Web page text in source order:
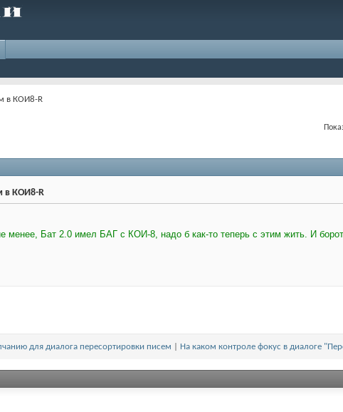
в КОИ8-R
в КОИ8-R
Бат 2.0 имел БАГ с КОИ-8, надо б как-то теперь с этим жить. И
для диалога пересортировки писем На каком контроле фокус в диалоге